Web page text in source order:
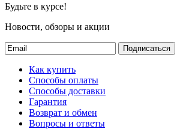
Будьте в курсе!
Новости, обзоры и акции
Подписаться
Как купить
Способы оплаты
Способы доставки
Гарантия
Возврат и обмен
Вопросы и ответы